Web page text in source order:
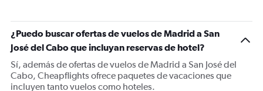
Y
axis
displaying
values.
Range:
¿Puedo buscar ofertas de vuelos de Madrid a San
José del Cabo que incluyan reservas de hotel?
Sí, además de ofertas de vuelos de Madrid a San José del
Cabo, Cheapflights ofrece paquetes de vacaciones que
incluyen tanto vuelos como hoteles.